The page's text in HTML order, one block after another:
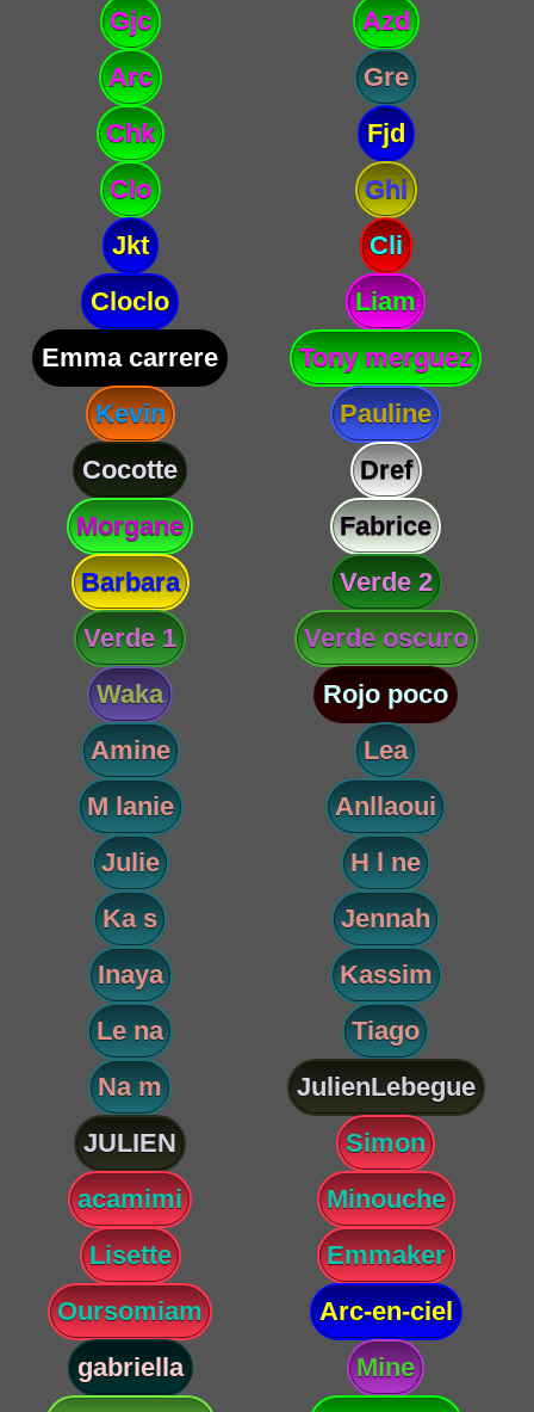
Gjc
Azd
Arc
Gre
Chk
Fjd
Clo
Ghi
Jkt
Cli
Cloclo
Liam
Emma carrere
Tony merguez
Kevin
Pauline
Cocotte
Dref
Morgane
Fabrice
Barbara
Verde 2
Verde 1
Verde oscuro
Waka
Rojo poco
Amine
Lea
M lanie
Anllaoui
Julie
H l ne
Ka s
Jennah
Inaya
Kassim
Le na
Tiago
Na m
JulienLebegue
JULIEN
Simon
acamimi
Minouche
Lisette
Emmaker
Oursomiam
Arc-en-ciel
gabriella
Mine